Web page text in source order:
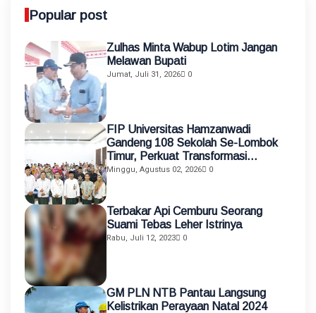
Popular post
Zulhas Minta Wabup Lotim Jangan
Melawan Bupati
Jumat, Juli 31, 2026 0
FIP Universitas Hamzanwadi
Gandeng 108 Sekolah Se-Lombok
Timur, Perkuat Transformasi
Pendidikan melalui Asistensi
Minggu, Agustus 02, 2026 0
Terbakar Api Cemburu Seorang
Suami Tebas Leher Istrinya
Rabu, Juli 12, 2023 0
GM PLN NTB Pantau Langsung
Kelistrikan Perayaan Natal 2024